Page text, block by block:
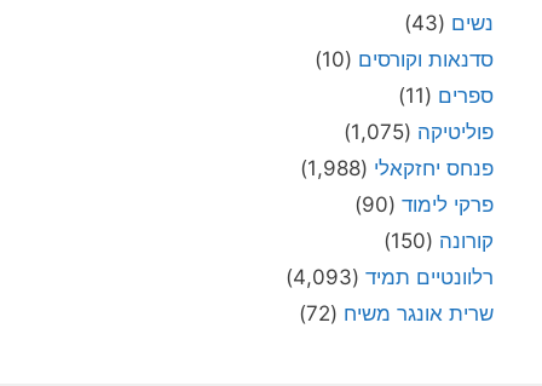
נשים (43)
סדנאות וקורסים (10)
ספרים (11)
פוליטיקה (1,075)
פנחס יחזקאלי (1,988)
פרקי לימוד (90)
קורונה (150)
רלוונטיים תמיד (4,093)
שרית אונגר משיח (72)